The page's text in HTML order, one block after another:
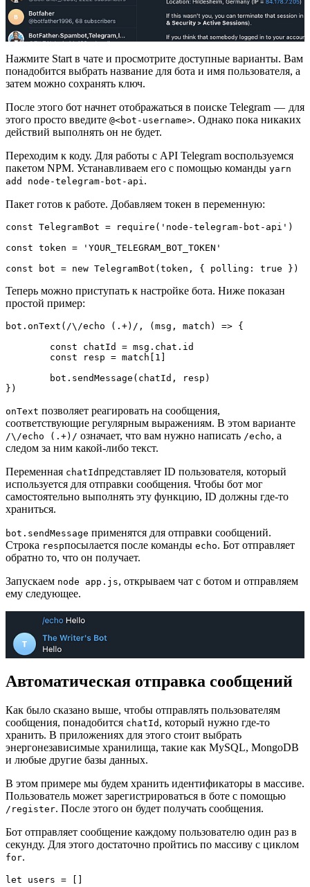
Нажмите Start в чате и просмотрите доступные варианты. Вам
понадобится выбрать название для бота и имя пользователя, а
затем можно сохранять ключ.
После этого бот начнет отображаться в поиске Telegram — для
этого просто введите @<bot-username>. Однако пока никаких
действий выполнять он не будет.
Переходим к коду. Для работы с API Telegram воспользуемся
пакетом NPM. Устанавливаем его с помощью команды yarn
add node-telegram-bot-api .
Пакет готов к работе. Добавляем токен в переменную:
const TelegramBot = require('node-telegram-bot-api')
const token = 'YOUR_TELEGRAM_BOT_TOKEN'
const bot = new TelegramBot(token, { polling: true })
Теперь можно приступать к настройке бота. Ниже показан
простой пример:
bot.onText(/\/echo (.+)/, (msg, match) => {
})
onText позволяет реагировать на сообщения,
соответствующие регулярным выражениям. В этом варианте
/\/echo (.+)/ означает, что вам нужно написать /echo, а
следом за ним какой-либо текст.
Переменная chatIdпредставляет ID пользователя, который
используется для отправки сообщения. Чтобы бот мог
самостоятельно выполнять эту функцию, ID должны где-то
храниться.
bot.sendMessage применятся для отправки сообщений.
Строка respпосылается после команды echo. Бот отправляет
обратно то, что он получает.
Запускаем node app.js, открываем чат с ботом и отправляем
ему следующее.
Автоматическая отправка сообщений
Как было сказано выше, чтобы отправлять пользователям
сообщения, понадобится chatId , который нужно где-то
хранить. В приложениях для этого стоит выбрать
энергонезависимые хранилища, такие как MySQL, MongoDB
и любые другие базы данных.
В этом примере мы будем хранить идентификаторы в массиве.
Пользователь может зарегистрироваться в боте с помощью
/register. После этого он будет получать сообщения.
Бот отправляет сообщение каждому пользователю один раз в
секунду. Для этого достаточно пройтись по массиву с циклом
for.
let users = []